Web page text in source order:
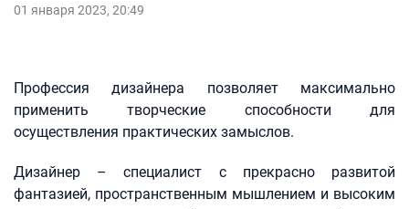
01 января 2023, 20:49
Профессия дизайнера позволяет максимально
применить творческие способности для
осуществления практических замыслов.
Дизайнер – специалист с прекрасно развитой
фантазией, пространственным мышлением и высоким